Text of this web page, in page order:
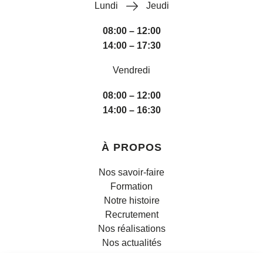
Lundi Jeudi
08:00 – 12:00
14:00 – 17:30
Vendredi
08:00 – 12:00
14:00 – 16:30
À PROPOS
Nos savoir-faire
Formation
Notre histoire
Recrutement
Nos réalisations
Nos actualités